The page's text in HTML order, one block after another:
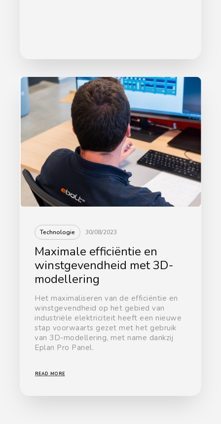
Technologie 30/08/2023
Maximale efficiëntie en
winstgevendheid met 3D-
modellering
Het maximaliseren van de efficiëntie en
winstgevendheid op het gebied van
industriële elektriciteit heeft een nieuwe
stap voorwaarts gezet met het gebruik
van 3D-modellering, met name dankzij
Eplan Pro Panel.
READ MORE